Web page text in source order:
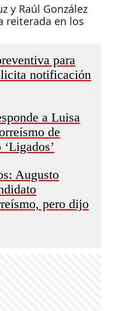
y Raúl González
reiterada en los
para
notificación
a Luisa
de
Augusto
pero dijo